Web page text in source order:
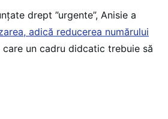
drept ”urgente”, Anisie a
adică reducerea numărului
care un cadru didcatic trebuie să